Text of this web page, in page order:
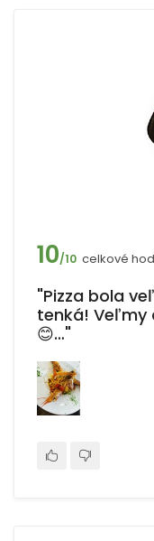
10/10 celkové
"Pizza bola
tenká! Veľmy
😊…"